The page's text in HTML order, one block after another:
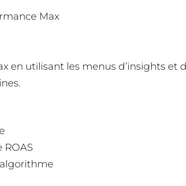
Max
en utilisant les menus d’insights et